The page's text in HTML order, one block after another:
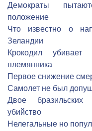
Демократы
положение
Что известно о
Зеландии
Крокодил
племянника
Первое снижение
Самолет не был
Двое бразильских
убийство
Нелегальные но